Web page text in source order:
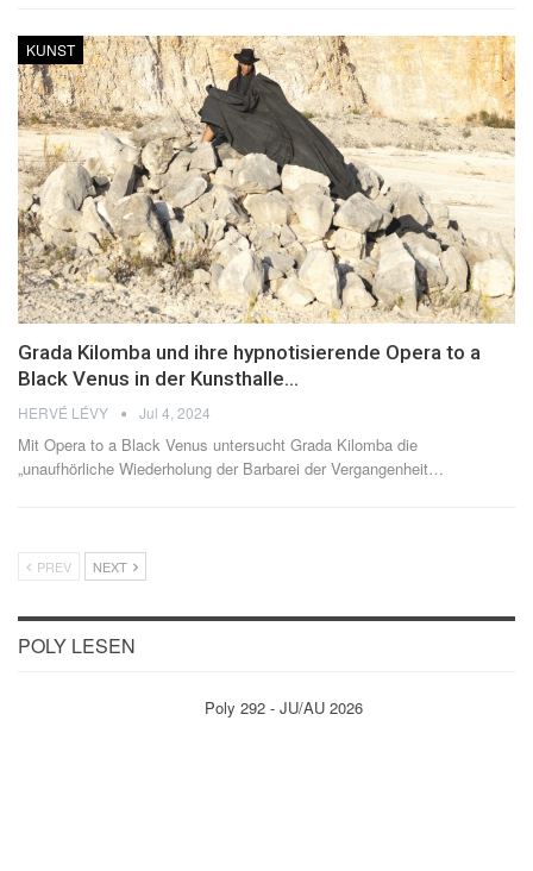
KUNST
Grada Kilomba und ihre hypnotisierende Opera to a
Black Venus in der Kunsthalle…
HERVÉ LÉVY Jul 4, 2024
Mit Opera to a Black Venus untersucht Grada Kilomba die
„unaufhörliche Wiederholung der Barbarei der Vergangenheit…
PREV NEXT
POLY LESEN
Poly 292 - JU/AU 2026